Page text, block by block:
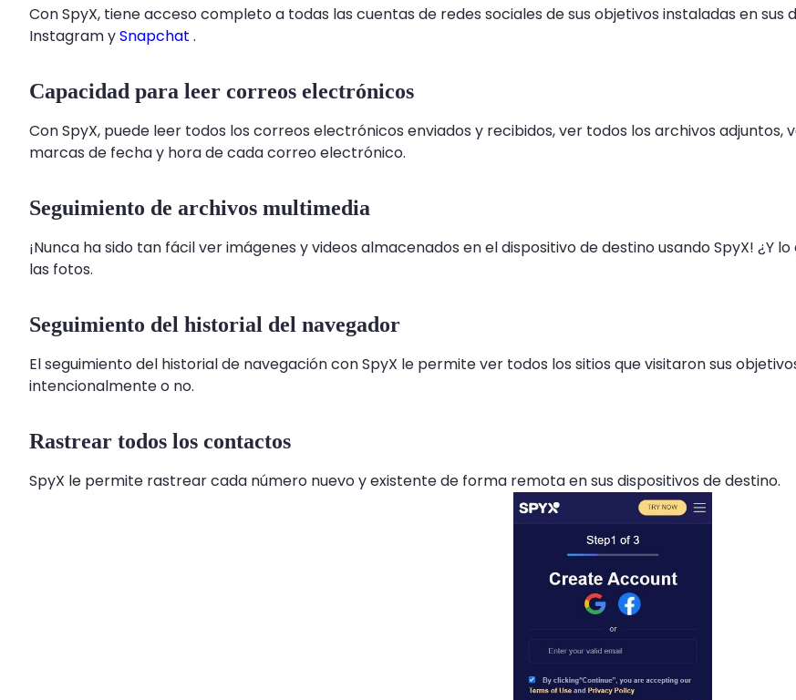
Con SpyX, tiene acceso completo a todas las cuentas de redes sociales de sus objetivos instaladas en sus
Instagram ySnapchat .
Capacidad para leer correos electrónicos
Con SpyX, puede leer todos los correos electrónicos enviados y recibidos, ver todos los archivos
marcas de fecha y hora de cada correo electrónico.
Seguimiento de archivos multimedia
¡Nunca ha sido tan fácil ver imágenes y videos almacenados en el dispositivo de destino usando SpyX! ¿Y
las fotos.
Seguimiento del historial del navegador
El seguimiento del historial de navegación con SpyX le permite ver todos los sitios que visitaron sus
intencionalmente o no.
Rastrear todos los contactos
SpyX le permite rastrear cada número nuevo y existente de forma remota en sus dispositivos de destino.